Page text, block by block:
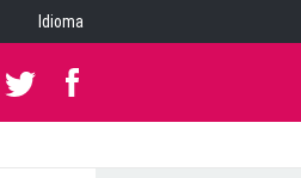
Idioma